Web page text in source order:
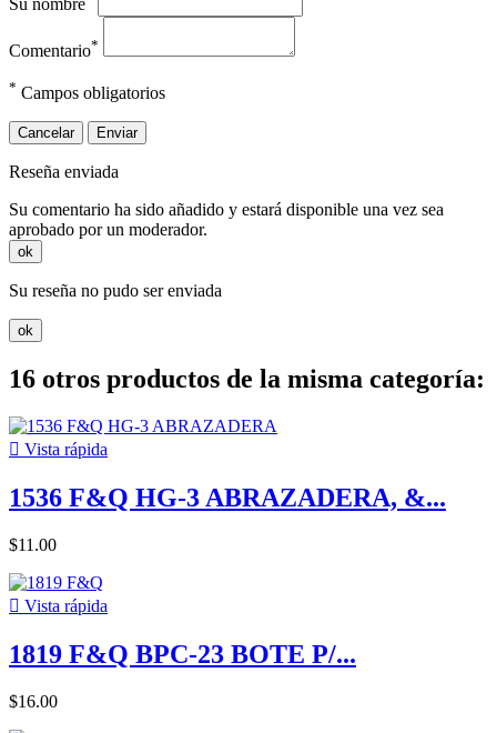
Su nombre
Comentario*
* Campos obligatorios
Cancelar Enviar
Reseña enviada
Su comentario ha sido añadido y estará disponible una vez sea
aprobado por un moderador.
ok
Su reseña no pudo ser enviada
ok
16 otros productos de la misma categoría:
 Vista rápida
1536 F&Q HG-3 ABRAZADERA, &...
$11.00
 Vista rápida
1819 F&Q BPC-23 BOTE P/...
$16.00